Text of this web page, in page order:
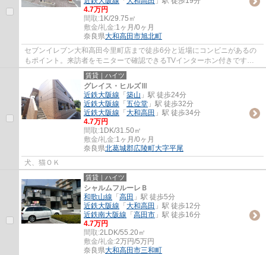
4.7万円
間取:1K/29.75㎡
敷金/礼金:1ヶ月/0ヶ月
奈良県大和高田市旭北町
セブンイレブン大和高田今里町店まで徒歩6分と近場にコンビニがあるの
もポイント。来訪者をモニターで確認できるTVインターホン付きです。
新しい生活のスタートにおすすめなのが、こち...
賃貸｜ハイツ
グレイス・ヒルズⅢ
近鉄大阪線 「 築山 」駅 徒歩24分
近鉄大阪線 「 五位堂 」駅 徒歩32分
近鉄大阪線 「 大和高田 」駅 徒歩34分
4.7万円
間取:1DK/31.50㎡
敷金/礼金:1ヶ月/0ヶ月
奈良県北葛城郡広陵町大字平尾
犬、猫ＯＫ
賃貸｜ハイツ
シャルムフルーレＢ
和歌山線 「 高田 」駅 徒歩5分
近鉄大阪線 「 大和高田 」駅 徒歩12分
近鉄南大阪線 「 高田市 」駅 徒歩16分
4.7万円
間取:2LDK/55.20㎡
敷金/礼金:2万円/5万円
奈良県大和高田市三和町